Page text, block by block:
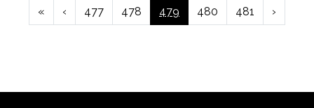
First
page
«
Předchozí
stránka
‹ Page
477 Page
478
Aktuální
stránka
479 Page
480 Page
481
stránka
›